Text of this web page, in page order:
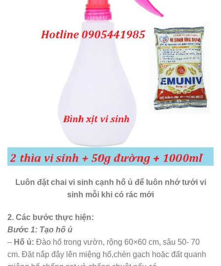
Luôn đặt chai vi sinh cạnh hố ủ để luôn nhớ tưới vi
sinh mỗi khi có rác mới
2. Các bước thực hiện:
Bước 1: Tạo hố ủ
– Hố ủ: Đào hố trong vườn, rộng 60×60 cm, sâu 50- 70
cm. Đặt nắp đậy lên miệng hố,chèn gạch hoặc đất quanh